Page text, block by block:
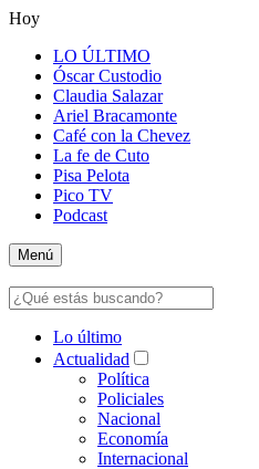
Hoy
LO ÚLTIMO
Óscar Custodio
Claudia Salazar
Ariel Bracamonte
Café con la Chevez
La fe de Cuto
Pisa Pelota
Pico TV
Podcast
Menú
Lo último
Actualidad
Política
Policiales
Nacional
Economía
Internacional